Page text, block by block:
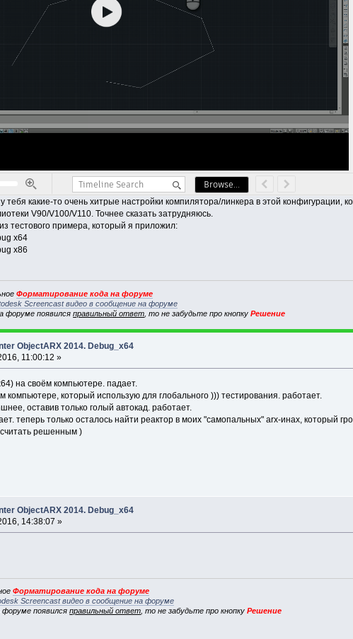
тебя какие-то очень хитрые настройки компилятора/линкера в этой
V90/V100/V110. Точнее сказать затрудняюсь.
тестового примера, который я приложил:
x64
x86
Форматирование кода на форуме
Screencast видео в сообщение на форуме
форуме появилсяправильный ответ , то не забудьте про кнопкуРешение
ObjectARX 2014. Debug_x64
11:00:12 »
на своём компьютере. падает.
компьютере, который использую для глобального ))) тестирования. работает.
оставив только голый автокад. работает.
теперь только осталось найти реактор в моих "самопальных" arx-инах, который
решенным )
ObjectARX 2014. Debug_x64
14:38:07 »
Форматирование кода на форуме
Screencast видео в сообщение на форуме
форуме появилсяправильный ответ , то не забудьте про кнопкуРешение